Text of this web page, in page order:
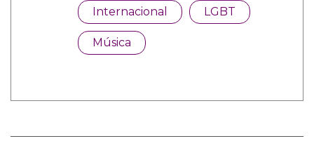
Internacional LGBT
Música